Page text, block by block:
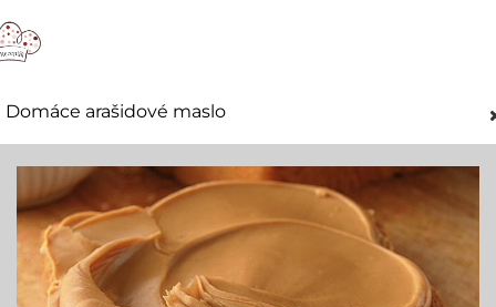
Domáce arašidové maslo